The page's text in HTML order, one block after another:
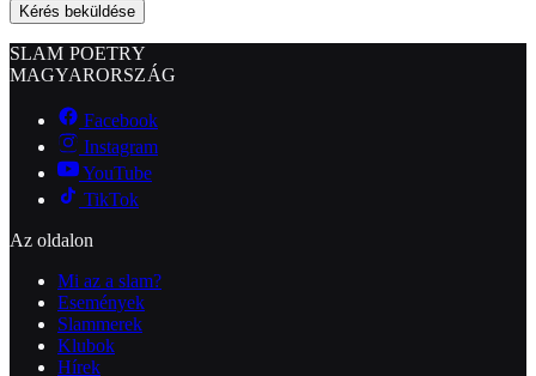
Kérés beküldése
SLAM POETRY
MAGYARORSZÁG
Facebook
Instagram
YouTube
TikTok
Az oldalon
Mi az a slam?
Események
Slammerek
Klubok
Hírek